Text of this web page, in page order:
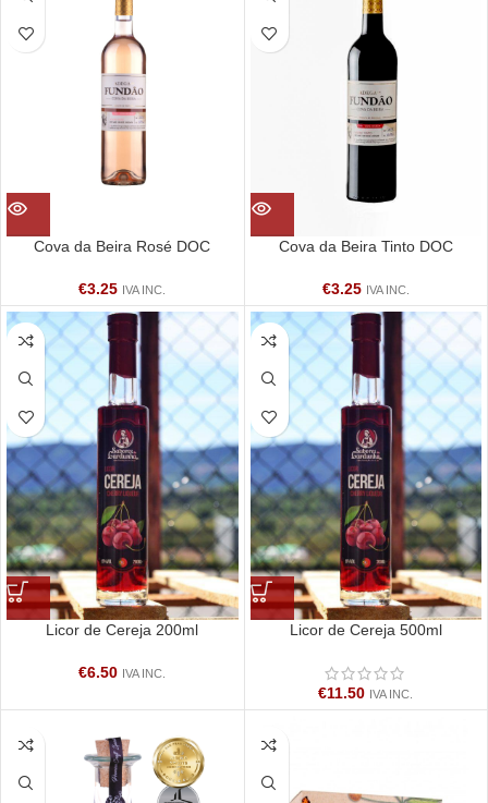
Cova da Beira Rosé DOC
€3.25 IVA INC.
Cova da Beira Tinto DOC
€3.25 IVA INC.
Licor de Cereja 200ml
€6.50 IVA INC.
Licor de Cereja 500ml
€11.50 IVA INC.